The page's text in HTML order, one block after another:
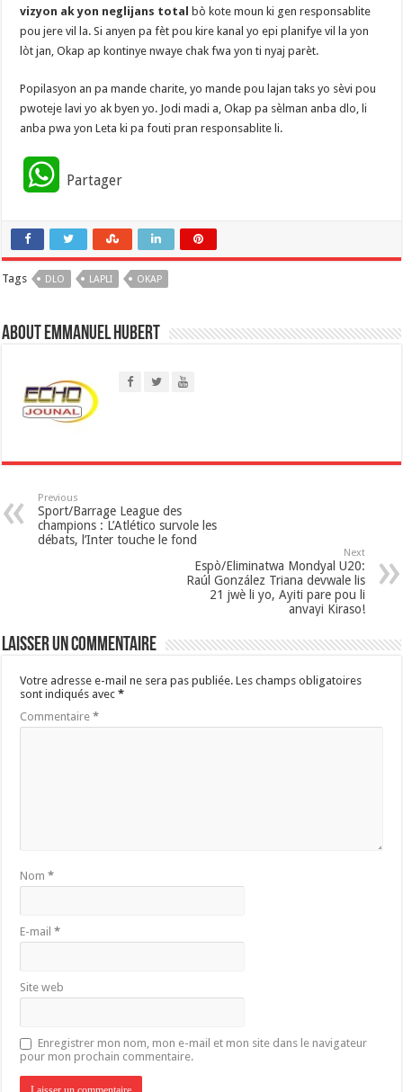
vizyon ak yon neglijans total
bò kote moun ki gen responsablite
pou jere vil la. Si anyen pa fèt pou kire kanal yo epi planifye vil la yon
lòt jan, Okap ap kontinye nwaye chak fwa yon ti nyaj parèt.
​Popilasyon an pa mande charite, yo mande pou lajan taks yo sèvi pou
pwoteje lavi yo ak byen yo. Jodi madi a, Okap pa sèlman anba dlo, li
anba pwa yon Leta ki pa fouti pran responsablite li.
W
a
t
p
p
Partager
Tags DLO LAPLI OKAP
About Emmanuel Hubert
Previous
Sport/Barrage League des
champions : L’Atlético survole les
débats, l’Inter touche le fond
Next
Espò/Eliminatwa Mondyal U20:
Raúl González Triana devwale lis
21 jwè li yo, Ayiti pare pou li
anvayi Kiraso!
Laisser un commentaire
Votre adresse e-mail ne sera pas publiée. Les champs obligatoires
sont indiqués avec*
Commentaire*
Nom*
E-mail*
Site web
Enregistrer mon nom, mon e-mail et mon site dans le navigateur
pour mon prochain commentaire.